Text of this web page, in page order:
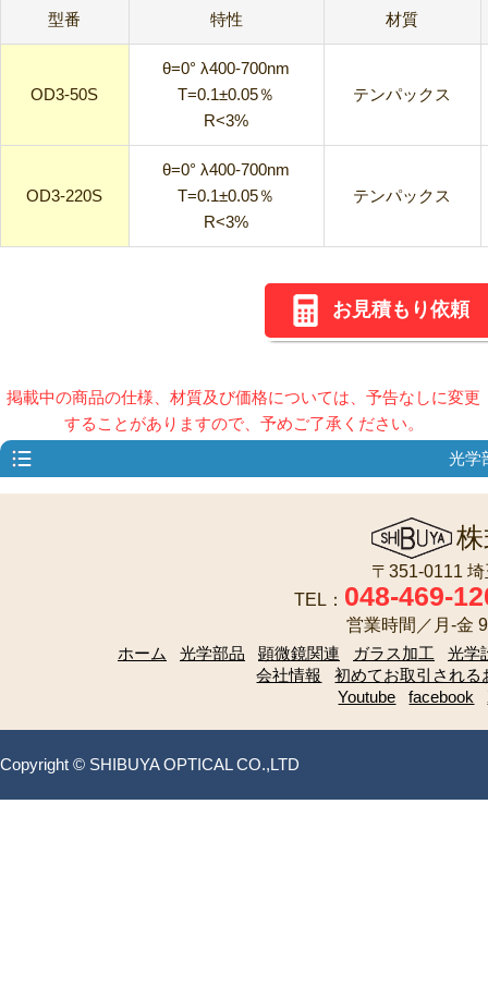
型番 特性 材質
OD3-50S
θ=0° λ400-700nm
T=0.1±0.05％
R<3%
テンパックス
OD3-220S
θ=0° λ400-700nm
T=0.1±0.05％
R<3%
テンパックス
お見積もり依頼
掲載中の商品の仕様、材質及び価格については、予告なしに変更
することがありますので、予めご了承ください。
光学
〒351-0111
TEL： 048-469-
営業時間／月-金
ホーム
光学部品 顕微鏡関連 ガラス加工
光学
会社情報
初めてお取引される
Youtube
facebook
Copyright © SHIBUYA OPTICAL CO.,LTD